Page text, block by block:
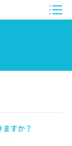
すか？